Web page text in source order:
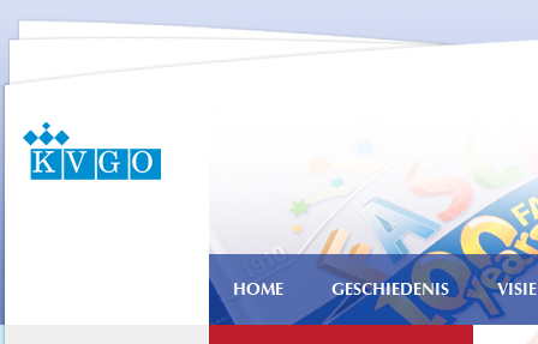
HOME GESCHIEDENIS VISIE